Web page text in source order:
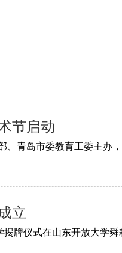
节启动
立